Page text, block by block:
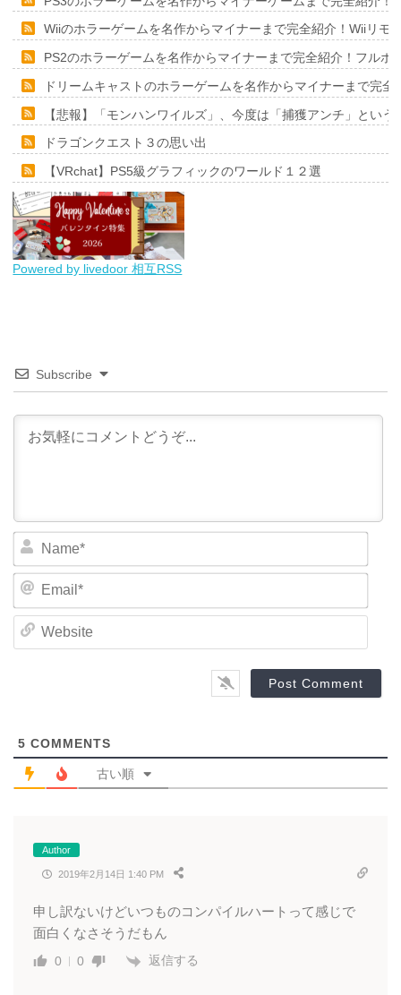
Wiiのホラーゲームを名作からマイナーまで完全紹介！Wiiリモ
PS2のホラーゲームを名作からマイナーまで完全紹介！フルポ
ドリームキャストのホラーゲームを名作からマイナーまで完
【悲報】「モンハンワイルズ」、今度は「捕獲アンチ」とい
ドラゴンクエスト３の思い出
【VRchat】PS5級グラフィックのワールド１２選
Powered by livedoor 相互RSS
Subscribe
N
m
E
a
*b
5 COMMENTS
古い順
Author
2019年2月14日 1:40 PM
申し訳ないけどいつものコンパイルハートって感じで
面白くなさそうだもん
0 0 返信する